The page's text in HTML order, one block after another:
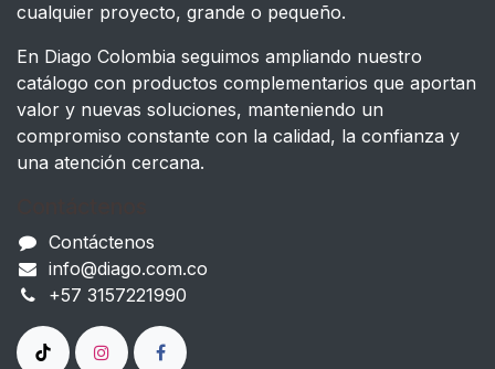
cualquier proyecto, grande o pequeño.
En Diago Colombia seguimos ampliando nuestro
catálogo con productos complementarios que aportan
valor y nuevas soluciones, manteniendo un
compromiso constante con la calidad, la confianza y
una atención cercana.
Contáctenos
info@diago.com.co
+57 3157221990